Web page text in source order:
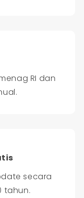
RI dan
secara
tahun.